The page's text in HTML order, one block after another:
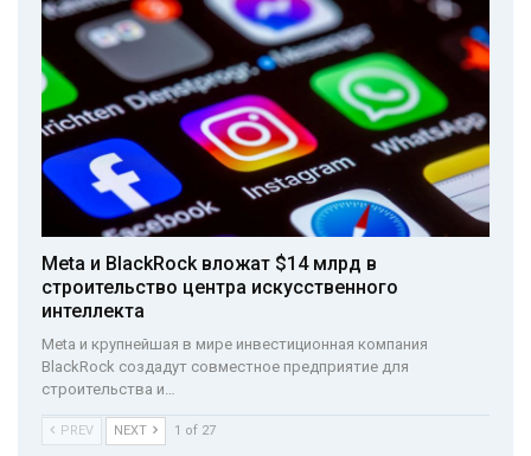
Meta и BlackRock вложат $14 млрд в
строительство центра искусственного
интеллекта
Meta и крупнейшая в мире инвестиционная компания
BlackRock создадут совместное предприятие для
строительства и…
PREV NEXT 1 of 27